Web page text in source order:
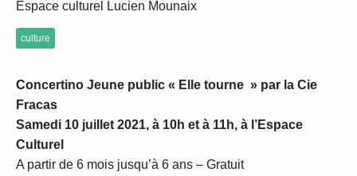
Espace culturel Lucien Mounaix
culture
Concertino Jeune public « Elle tourne » par la Cie
Fracas
Samedi 10 juillet 2021, à 10h et à 11h, à l’Espace
Culturel
A partir de 6 mois jusqu’à 6 ans – Gratuit